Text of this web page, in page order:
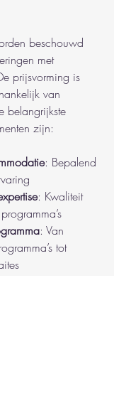
beschouwd
met
prijsvorming is
van
belangrijkste
zijn:
: Bepalend
: Kwaliteit
: Van
tot